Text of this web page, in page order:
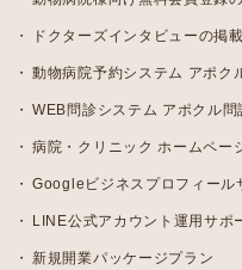
ドクターズインタビューの掲
動物病院予約システム アポク
WEB問診システム アポクル問
病院・クリニック ホームペー
Googleビジネスプロフィール
LINE公式アカウント運用サポ
新規開業パッケージプラン